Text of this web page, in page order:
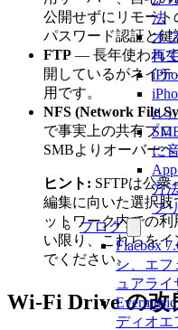
法
オ
再
ル
に
方
プ
ブログ
Flacbox
ン、エフ
ュアライ
ディオエ
公開せずにリモート
パスワード認証と鍵
FTP — 長年使われ
開しているがネイ
用です。
NFS (Network File
で事実上の共有プ
SMBよりオーバーヘ
ヒント: SFTPは公
編集に向いた選択肢
ットワーク内での
い限り、これらを
でください。
Wi-Fi Drive の改